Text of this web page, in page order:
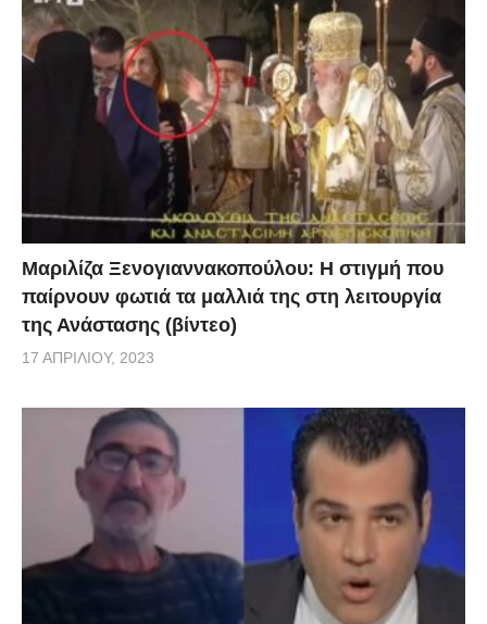
Μαριλίζα Ξενογιαννακοπούλου: Η στιγμή που
παίρνουν φωτιά τα μαλλιά της στη λειτουργία
της Ανάστασης (βίντεο)
17 ΑΠΡΙΛΊΟΥ, 2023